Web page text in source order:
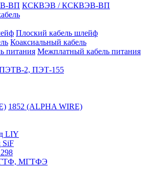
КСКВЭВ / КСКВЭВ-ВП
Плоский кабель шлейф
Коаксиальный кабель
Межплатный кабель питания
2, ПЭТ-155
1852 (ALPHA WIRE)
LIY
SiF
МГТФЭ